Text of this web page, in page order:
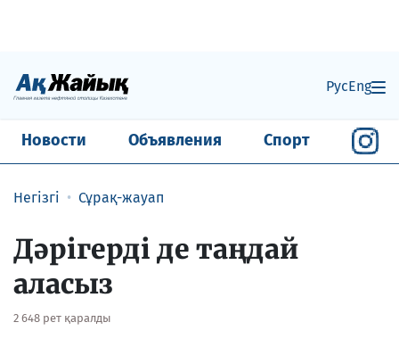
РусEng
Новости Объявления Спорт
Негізгі Сұрақ-жауап
Дәрігерді де таңдай
аласыз
2 648 рет қаралды